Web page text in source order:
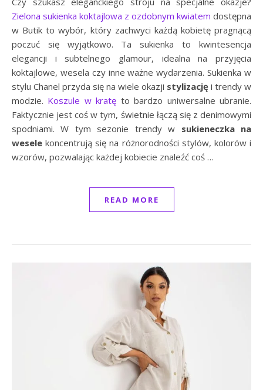
Zielona sukienka koktajlowa z ozdobnym kwiatem dostępna
w Butik to wybór, który zachwyci każdą kobietę pragnącą
poczuć się wyjątkowo. Ta sukienka to kwintesencja
elegancji i subtelnego glamour, idealna na przyjęcia
koktajlowe, wesela czy inne ważne wydarzenia. Sukienka w
stylu Chanel przyda się na wiele okazji stylizację i trendy w
modzie. Koszule w kratę to bardzo uniwersalne ubranie.
Faktycznie jest coś w tym, świetnie łączą się z denimowymi
spodniami. W tym sezonie trendy w sukieneczka na
wesele koncentrują się na różnorodności stylów, kolorów i
wzorów, pozwalając każdej kobiecie znaleźć coś …
READ MORE